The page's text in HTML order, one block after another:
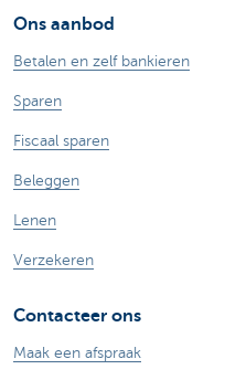
Ons aanbod
Betalen en zelf bankieren
Sparen
Fiscaal sparen
Beleggen
Lenen
Verzekeren
Contacteer ons
Maak een afspraak